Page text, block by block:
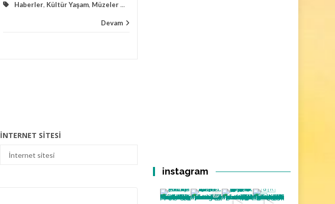
Haberler, Kültür Yaşam, Müzeler...
Devam
İNTERNET SITESI
instagram